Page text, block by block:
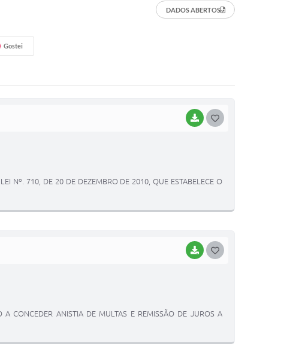
DADOS ABERTOS
Gostei
BAIXAR
I
Nº. 710, DE 20 DE DEZEMBRO DE 2010, QUE ESTABELECE O
BAIXAR
I
CONCEDER ANISTIA DE MULTAS E REMISSÃO DE JUROS A